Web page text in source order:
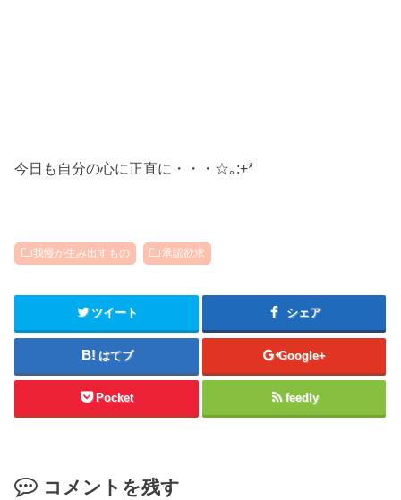
今日も自分の心に正直に・・・☆｡:+*
我慢が生み出すもの 承認欲求
ツイート シェア
はてブ Google+
Pocket feedly
コメントを残す